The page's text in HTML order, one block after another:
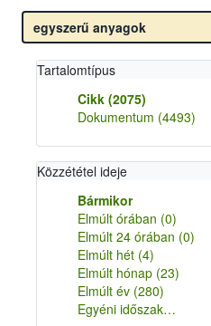
Tartalomtípus
Cikk (2075)
Dokumentum (4493)
Közzététel ideje
Bármikor
Elmúlt órában (0)
Elmúlt 24 órában (0)
Elmúlt hét (4)
Elmúlt hónap (23)
Elmúlt év (280)
Egyéni időszak…